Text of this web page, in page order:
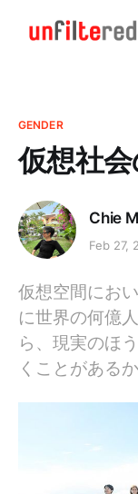
GENDER
仮想社
Chie
Feb 27,
仮想空間にお
に世界の何億
ら、現実のほ
くことがある